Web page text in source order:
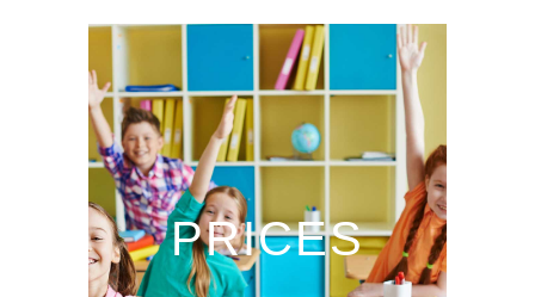
PRICES